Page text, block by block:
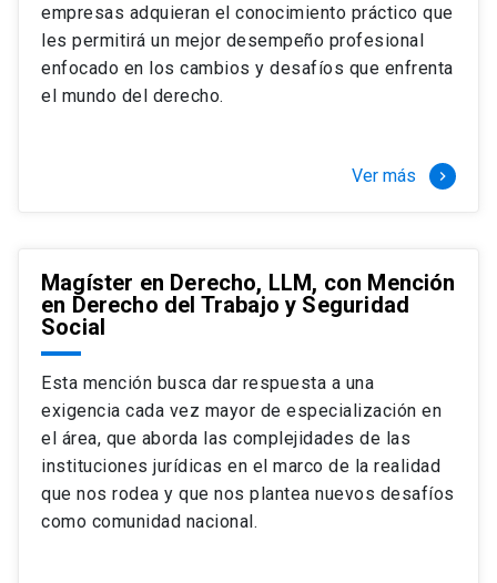
empresas adquieran el conocimiento práctico que
les permitirá un mejor desempeño profesional
enfocado en los cambios y desafíos que enfrenta
el mundo del derecho.
Ver más keyboard_arrow_right
Magíster en Derecho, LLM, con Mención
en Derecho del Trabajo y Seguridad
Social
Esta mención busca dar respuesta a una
exigencia cada vez mayor de especialización en
el área, que aborda las complejidades de las
instituciones jurídicas en el marco de la realidad
que nos rodea y que nos plantea nuevos desafíos
como comunidad nacional.